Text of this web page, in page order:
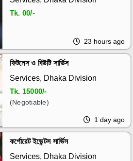
Tk. 00/-
23 hours ago
ফিটনেস ও বিউটি সার্ভিস
Services, Dhaka Division
Tk. 15000/-
(Negotiable)
1 day ago
কর্পোরেট ইভেন্টস সার্ভিস
Services, Dhaka Division